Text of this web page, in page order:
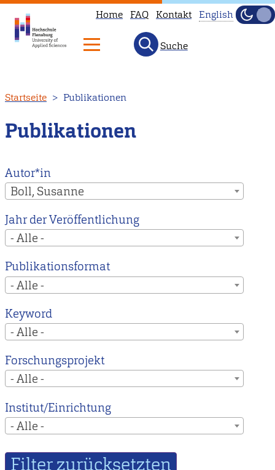
zum
Inhalt
Home FAQ Kontakt
to
our
main
instead.
English
Hell
Suche
Startseite Publikationen
Publikationen
Autor*in
Boll, Susanne
Jahr der Veröffentlichung
- Alle -
Publikationsformat
- Alle -
Keyword
- Alle -
Forschungsprojekt
- Alle -
Institut/Einrichtung
- Alle -